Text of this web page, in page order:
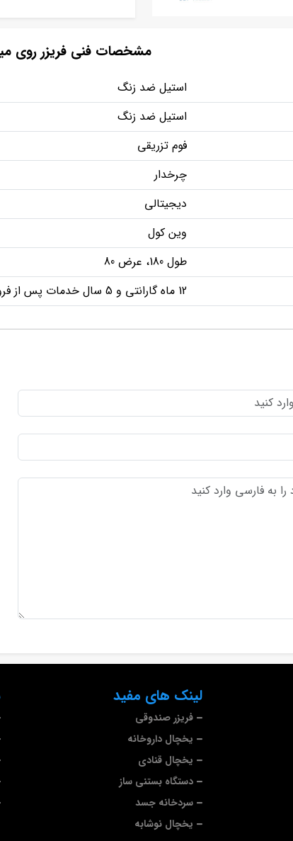
مشخصات فنی فریزر روی میز کار 180
استیل ضد زنگ
استیل ضد زنگ
فوم تزریقی
چرخدار
دیجیتالی
وین کول
طول 180، عرض 80
12 ماه گارانتی و 5 سال خدمات پس از فروش
لینک های مفید
فریزر صندوقی
یخچال داروخانه
یخچال قنادی
دستگاه بستنی ساز
سردخانه جسد
یخچال نوشابه